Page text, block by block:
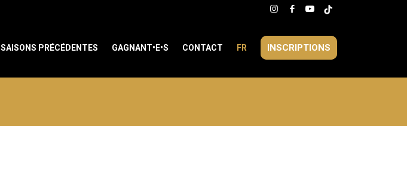
SAISONS PRÉCÉDENTES GAGNANT•E•S CONTACT INSCRIPTIONS
FR